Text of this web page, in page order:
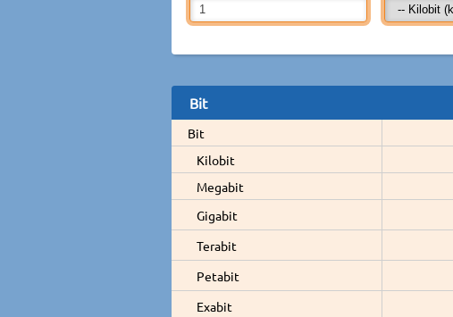
Bit
Bit
Kilobit
Megabit
Gigabit
Terabit
Petabit
Exabit